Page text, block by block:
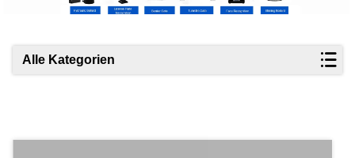
Alle Kategorien